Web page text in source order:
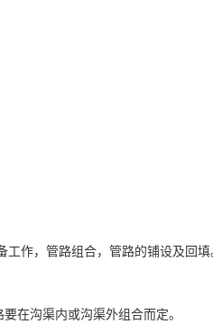
作，管路组合，管路的铺设及回填
在沟渠内或沟渠外组合而定。